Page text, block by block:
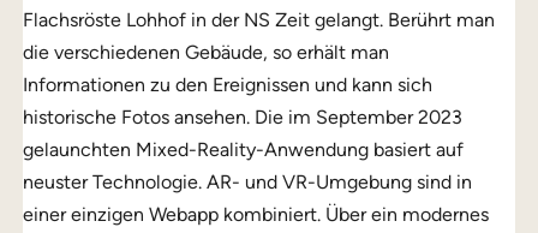
Flachsröste Lohhof in der NS Zeit gelangt. Berührt man
die verschiedenen Gebäude, so erhält man
Informationen zu den Ereignissen und kann sich
historische Fotos ansehen. Die im September 2023
gelaunchten Mixed-Reality-Anwendung basiert auf
neuster Technologie. AR- und VR-Umgebung sind in
einer einzigen Webapp kombiniert. Über ein modernes